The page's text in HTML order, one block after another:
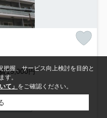
15,000円
ボックス
握、サービス向上検討を目的と
す。
て」 をご確認ください。